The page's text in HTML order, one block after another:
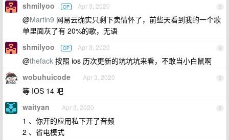
3
shmilyoo OP Apr 3, 2020
@Martin9 网易云确实只剩下卖情怀了，前些天看到我的一个歌
单里面灰了有 20%的歌，无语
4
shmilyoo OP Apr 3, 2020
@thefack 按照 ios 历次更新的坑坑坑来看，不敢当小白鼠啊
5
wobuhuicode Apr 3, 2020
等 IOS 14 吧
6
waityan Apr 3, 2020
1 、你开的应用私下开了音频
2 、省电模式